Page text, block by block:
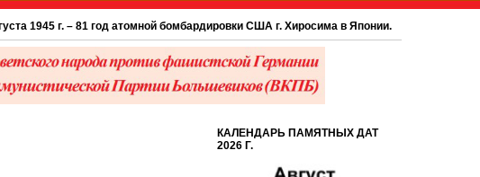
г. – 81 год атомной бомбардировки США г. Хиросима в Японии.
КАЛЕНДАРЬ ПАМЯТНЫХ ДАТ
2026 Г.